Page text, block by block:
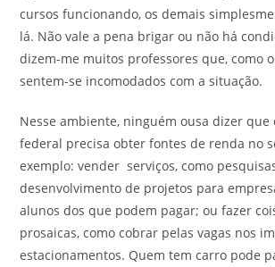
cursos funcionando, os demais
lá. Não vale a pena brigar ou não há
dizem-me muitos professores que, como
sentem-se incomodados com a situação.
Nesse ambiente, ninguém ousa dizer
federal precisa obter fontes de renda no
exemplo: vender serviços, como
desenvolvimento de projetos para
alunos dos que podem pagar; ou fazer
prosaicas, como cobrar pelas vagas nos
estacionamentos. Quem tem carro pode